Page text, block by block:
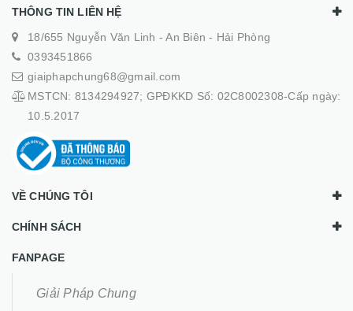
THÔNG TIN LIÊN HỆ
18/655 Nguyễn Văn Linh - An Biên - Hải Phòng
0393451866
giaiphapchung68@gmail.com
MSTCN: 8134294927; GPĐKKD Số: 02C8002308-Cấp ngày:
10.5.2017
VỀ CHÚNG TÔI
CHÍNH SÁCH
FANPAGE
Giải Pháp Chung